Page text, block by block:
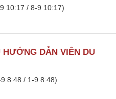
10:17 / 8-9 10:17)
HƯỚNG DẪN VIÊN DU
8:48 / 1-9 8:48)